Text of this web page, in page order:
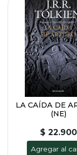
LA CAÍDA DE
(NE)
$ 22.900
Agregar al